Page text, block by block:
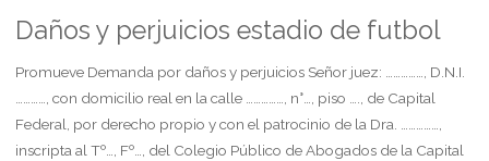
alimentos
el
progenitor
Daños y perjuicios estadio de futbol
Promueve Demanda por daños y perjuicios Señor juez: ……………, D.N.I.
…………, con domicilio real en la calle ……………, n°…, piso …., de Capital
Federal, por derecho propio y con el patrocinio de la Dra. ……………,
inscripta al Tº…, Fº…, del Colegio Público de Abogados de la Capital